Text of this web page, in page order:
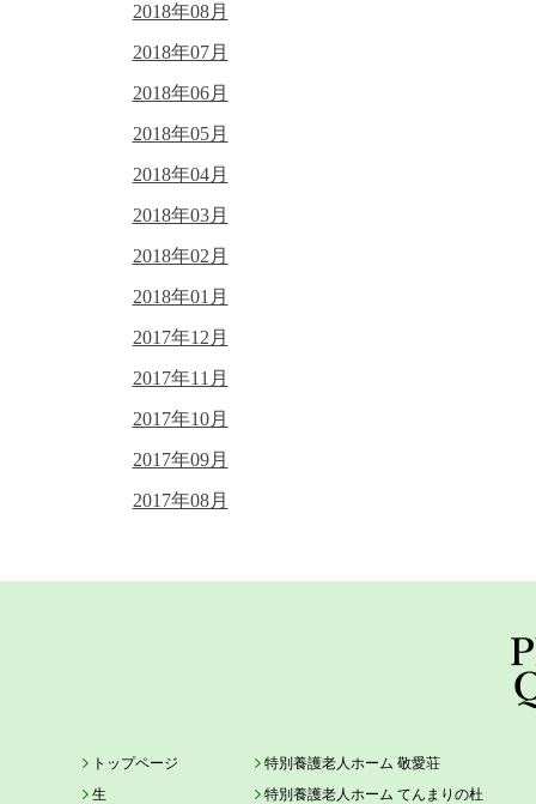
2018年08月
2018年07月
2018年06月
2018年05月
2018年04月
2018年03月
2018年02月
2018年01月
2017年12月
2017年11月
2017年10月
2017年09月
2017年08月
トップページ
生
特別養護老人ホーム 敬愛荘
特別養護老人ホーム てんまりの杜